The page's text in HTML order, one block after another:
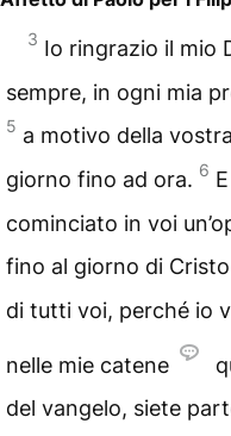
3 Io ringrazio il mio
sempre, in ogni mia
5 a motivo della
giorno fino ad ora. 6
cominciato in voi
fino al giorno di Cristo
di tutti voi, perché io
nelle mie catene
del vangelo, siete